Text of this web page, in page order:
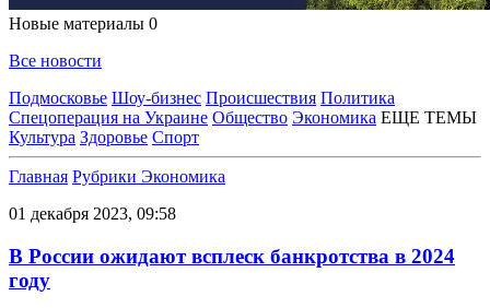
Новые материалы 0
Все новости
Подмосковье Шоу-бизнес Происшествия Политика
Спецоперация на Украине Общество Экономика ЕЩЕ ТЕМЫ
Культура Здоровье Спорт
Главная Рубрики Экономика
01 декабря 2023, 09:58
В России ожидают всплеск банкротства в 2024
году